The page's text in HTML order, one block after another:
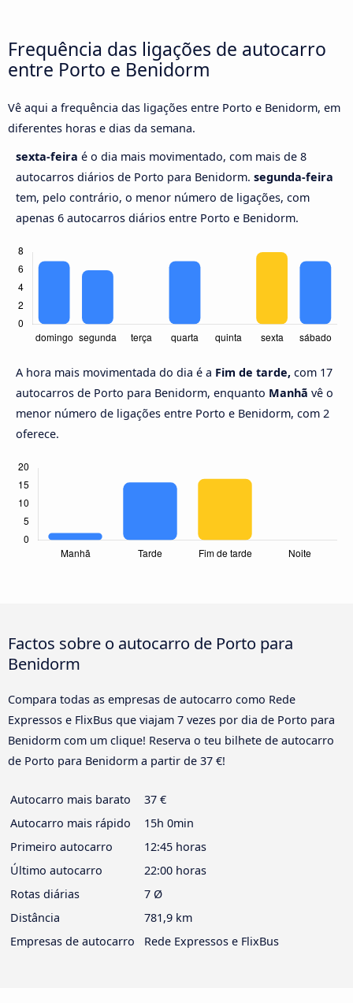
Frequência das ligações de autocarro
entre Porto e Benidorm
Vê aqui a frequência das ligações entre Porto e Benidorm, em
diferentes horas e dias da semana.
sexta-feira é o dia mais movimentado, com mais de 8
autocarros diários de Porto para Benidorm. segunda-feira
tem, pelo contrário, o menor número de ligações, com
apenas 6 autocarros diários entre Porto e Benidorm.
A hora mais movimentada do dia é a Fim de tarde, com 17
autocarros de Porto para Benidorm, enquanto Manhã vê o
menor número de ligações entre Porto e Benidorm, com 2
oferece.
Factos sobre o autocarro de Porto para
Benidorm
Compara todas as empresas de autocarro como Rede
Expressos e FlixBus que viajam 7 vezes por dia de Porto para
Benidorm com um clique! Reserva o teu bilhete de autocarro
de Porto para Benidorm a partir de 37 €!
Autocarro mais barato
37 €
Autocarro mais rápido
15h 0min
Primeiro autocarro
12:45 horas
Último autocarro
22:00 horas
Rotas diárias
7 Ø
Distância
781,9 km
Empresas de autocarro
Rede Expressos e FlixBus